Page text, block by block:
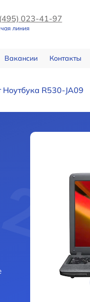
023-41-97
линия
Вакансии Контакты
Ноутбука R530-JA09